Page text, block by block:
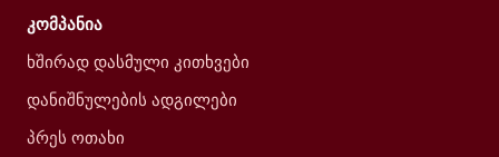
კომპანია
ხშირად დასმული კითხვები
დანიშნულების ადგილები
პრეს ოთახი